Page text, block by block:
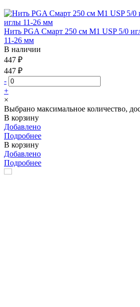
Нить PGA Смарт 250 см М1 USP 5/0
11-26 мм
В наличии
447 ₽
447 ₽
-
+
×
Выбрано максимальное количество,
В корзину
Добавлено
Подробнее
В корзину
Добавлено
Подробнее